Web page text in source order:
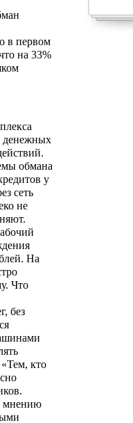
в первом
на 33%
денежных
обмана
у
сеть
не
На
Что
без
кто
мнению